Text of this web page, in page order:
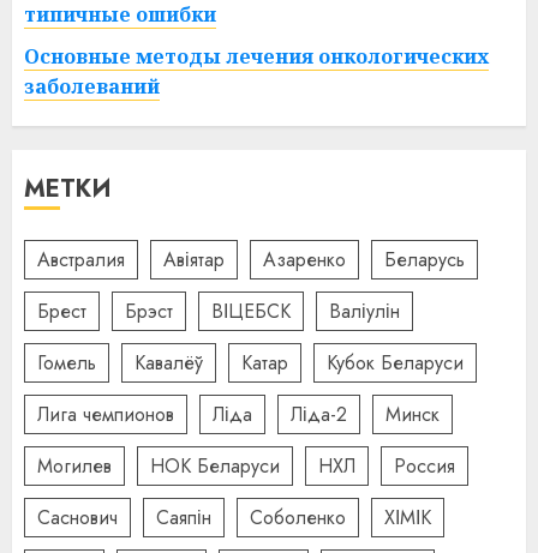
типичные ошибки
Основные методы лечения онкологических
заболеваний
МЕТКИ
Австралия Авіятар Азаренко
Беларусь
Брест
Брэст ВІЦЕБСК
Валіулін
Гомель
Кавалёў Катар
Кубок Беларуси
Лига чемпионов
Ліда Ліда-2
Минск
Могилев
НОК Беларуси НХЛ
Россия
Саснович
Саяпін Соболенко
ХІМІК